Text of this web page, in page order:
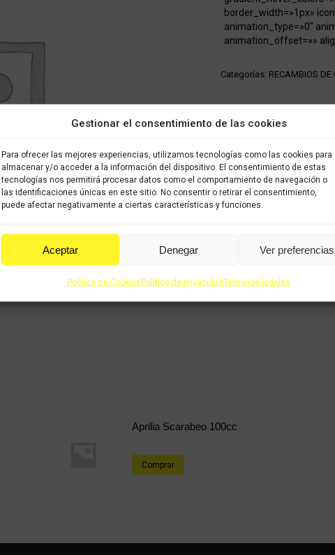
Gestionar el consentimiento de las cookies
Para ofrecer las mejores experiencias, utilizamos tecnologías como las cookies para
almacenar y/o acceder a la información del dispositivo. El consentimiento de estas
tecnologías nos permitirá procesar datos como el comportamiento de navegación o
las identificaciones únicas en este sitio. No consentir o retirar el consentimiento,
puede afectar negativamente a ciertas características y funciones.
Aceptar Denegar Ver preferencias
Política de CookiesPolítica de privacidadTérminos legales
border_width=»1px»
animation_type=»0″
animation_offset=»»
Categorías: RECAMBIOS DE
on
X
on
Facebook
on
Aprilia Scarabeo 100cc
Comprar